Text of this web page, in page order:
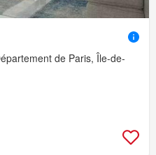
de Paris, Île-de-